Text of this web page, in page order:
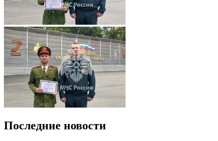
Последние новости